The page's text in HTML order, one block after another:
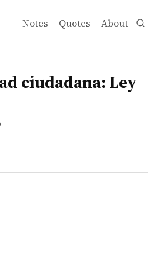
Notes Quotes About
Ley Corcuera
ciudadana: Ley